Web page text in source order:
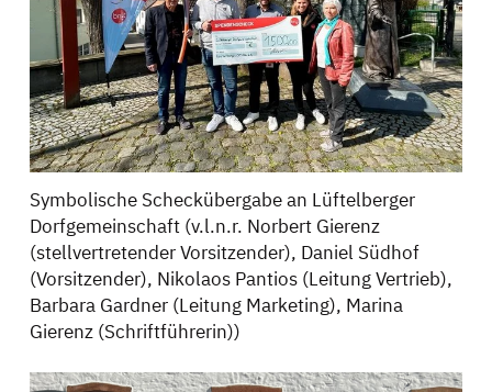
Symbolische Scheckübergabe an Lüftelberger
Dorfgemeinschaft (v.l.n.r. Norbert Gierenz
(stellvertretender Vorsitzender), Daniel Südhof
(Vorsitzender), Nikolaos Pantios (Leitung Vertrieb),
Barbara Gardner (Leitung Marketing), Marina
Gierenz (Schriftführerin))